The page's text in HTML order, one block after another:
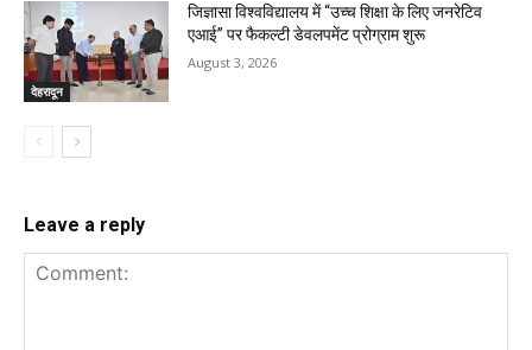
देहरादून
जिज्ञासा विश्वविद्यालय में “उच्च शिक्षा के लिए जनरेटिव
एआई” पर फैकल्टी डेवलपमेंट प्रोग्राम शुरू
August 3, 2026
Leave a reply